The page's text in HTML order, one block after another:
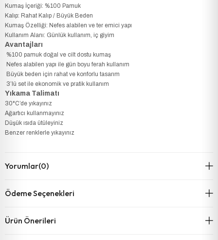
Kumaş İçeriği: %100 Pamuk
Kalıp: Rahat Kalıp / Büyük Beden
Kumaş Özelliği: Nefes alabilen ve ter emici yapı
Kullanım Alanı: Günlük kullanım, iç giyim
Avantajları
%100 pamuk doğal ve cilt dostu kumaş
Nefes alabilen yapı ile gün boyu ferah kullanım
Büyük beden için rahat ve konforlu tasarım
3’lü set ile ekonomik ve pratik kullanım
Yıkama Talimatı
30°C’de yıkayınız
Ağartıcı kullanmayınız
Düşük ısıda ütüleyiniz
Benzer renklerle yıkayınız
Yorumlar(0)
Ödeme Seçenekleri
Ürün Önerileri